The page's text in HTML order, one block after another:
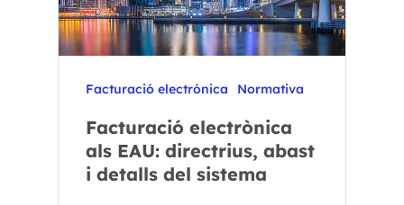
Facturació electrónica Normativa
Facturació electrònica
als EAU: directrius, abast
i detalls del sistema